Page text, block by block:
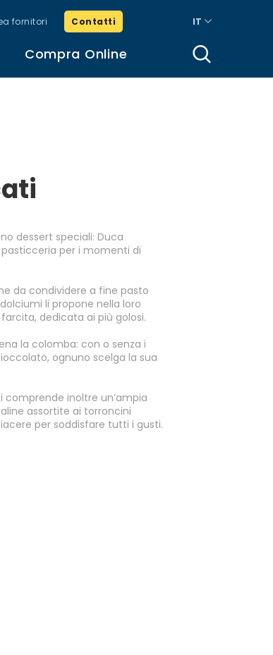
fornitori Contatti IT
Compra Online
dessert speciali: Duca
per i momenti di
da condividere a fine pasto
li propone nella loro
dedicata ai più golosi.
la colomba: con o senza i
ognuno scelga la sua
comprende inoltre un’ampia
assortite ai torroncini
per soddisfare tutti i gusti.